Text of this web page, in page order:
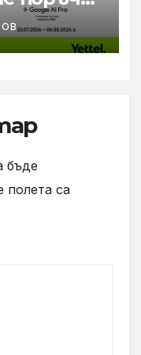
Galaxy Z
Ultra
бъде
полета са